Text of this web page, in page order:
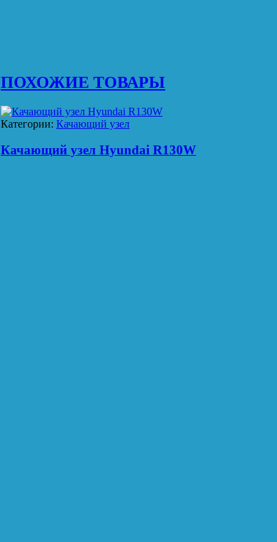
ПОХОЖИЕ ТОВАРЫ
Категории: Качающий узел
Качающий узел Hyundai R130W